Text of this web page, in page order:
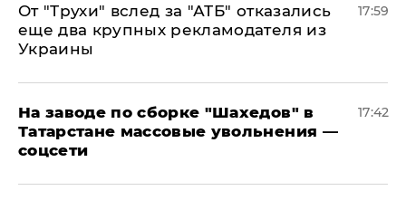
От "Трухи" вслед за "АТБ" отказались
еще два крупных рекламодателя из
Украины
17:59
На заводе по сборке "Шахедов" в
Татарстане массовые увольнения —
соцсети
17:42